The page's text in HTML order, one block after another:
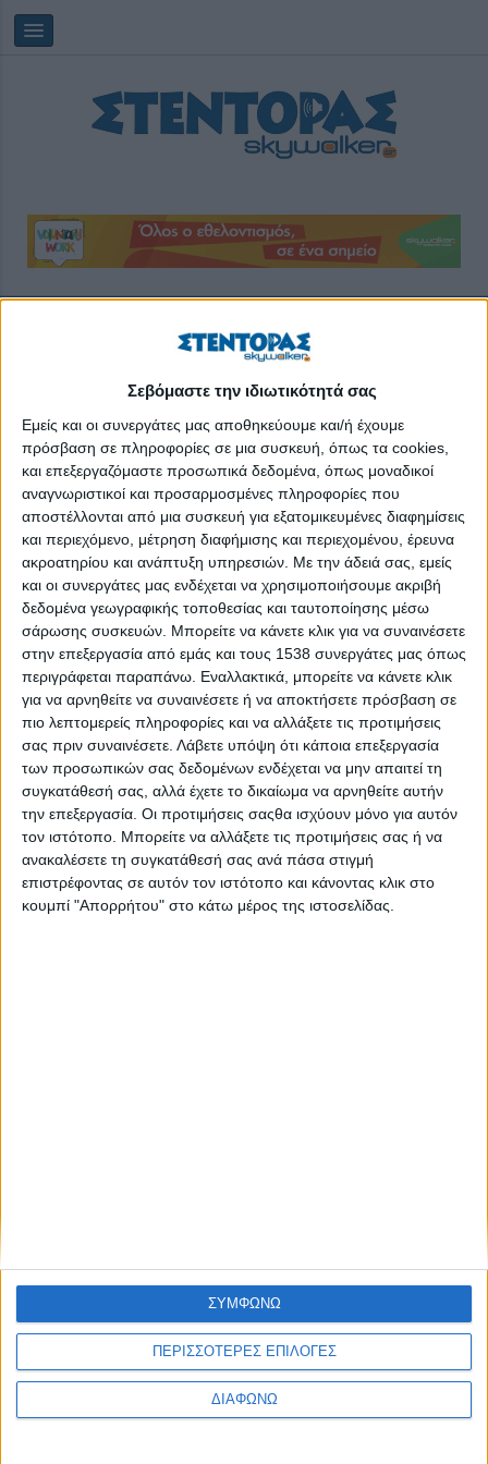
Σεβόμαστε την ιδιωτικότητά σας
Εμείς και οι συνεργάτες μας αποθηκεύουμε και/ή έχουμε
πρόσβαση σε πληροφορίες σε μια συσκευή, όπως τα cookies,
και επεξεργαζόμαστε προσωπικά δεδομένα, όπως μοναδικοί
αναγνωριστικοί και προσαρμοσμένες πληροφορίες που
αποστέλλονται από μια συσκευή για εξατομικευμένες διαφημίσεις
και περιεχόμενο, μέτρηση διαφήμισης και περιεχομένου, έρευνα
ακροατηρίου και ανάπτυξη υπηρεσιών. Με την άδειά σας, εμείς
και οι συνεργάτες μας ενδέχεται να χρησιμοποιήσουμε ακριβή
δεδομένα γεωγραφικής τοποθεσίας και ταυτοποίησης μέσω
σάρωσης συσκευών. Μπορείτε να κάνετε κλικ για να συναινέσετε
στην επεξεργασία από εμάς και τους 1538 συνεργάτες μας όπως
περιγράφεται παραπάνω. Εναλλακτικά, μπορείτε να κάνετε κλικ
για να αρνηθείτε να συναινέσετε ή να αποκτήσετε πρόσβαση σε
πιο λεπτομερείς πληροφορίες και να αλλάξετε τις προτιμήσεις
σας πριν συναινέσετε. Λάβετε υπόψη ότι κάποια επεξεργασία
των προσωπικών σας δεδομένων ενδέχεται να μην απαιτεί τη
συγκατάθεσή σας, αλλά έχετε το δικαίωμα να αρνηθείτε αυτήν
την επεξεργασία. Οι προτιμήσεις σαςθα ισχύουν μόνο για αυτόν
τον ιστότοπο. Μπορείτε να αλλάξετε τις προτιμήσεις σας ή να
ανακαλέσετε τη συγκατάθεσή σας ανά πάσα στιγμή
επιστρέφοντας σε αυτόν τον ιστότοπο και κάνοντας κλικ στο
κουμπί "Απορρήτου" στο κάτω μέρος της ιστοσελίδας.
ΠΕΡΙΣΣΟΤΕΡΕΣ ΕΠΙΛΟΓΕΣ
ΔΙΑΦΩΝΩ
ΣΥΜΦΩΝΩ
τριτοβάθμια εκπαίδευση
Πανελλήνιες εξετάσεις 2019: Ο απολογισμός
Like like #10
Like like #14
Like like αρ.φύλλου 32
Αλλαγές στην εισαγωγή των μαθητών στην τριτοβάθμια
εκπαίδευση
Ο νέος χάρτης της τριτοβάθμιας εκπαίδευσης στο
μηχανογραφικό των φετινών Πανελληνίων
None feed